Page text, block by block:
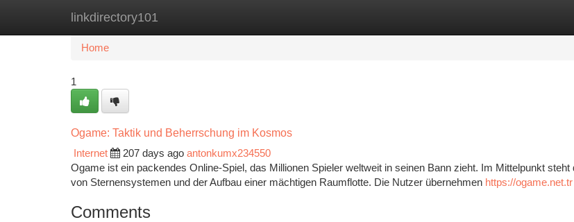
linkdirectory101
Home New Site Listings
Home
1
Ogame: Taktik und Beherrschung im Kosmos
Internet
207 days ago antonkumx234550
Ogame ist ein packendes Online-Spiel, das Millionen Spieler weltweit in seinen Bann zieht. Im Mittelpunkt steht
von Sternensystemen und der Aufbau einer mächtigen Raumflotte. Die Nutzer übernehmen https://ogame.net.tr
Comments